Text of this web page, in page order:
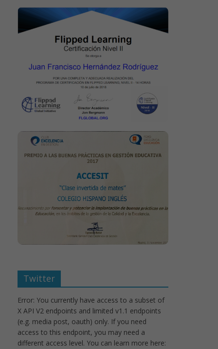
Twitter
Error: You currently have access to a subset of
X API V2 endpoints and limited v1.1 endpoints
(e.g. media post, oauth) only. If you need
access to this endpoint, you may need a
different access level. You can learn more here: